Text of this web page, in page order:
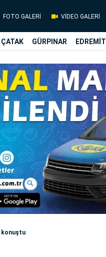
FOTO GALERİ VİDEO GALERİ
ÇATAK GÜRPINAR EDREMİT
konuştu